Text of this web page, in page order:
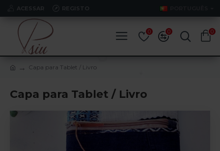
ACESSAR REGISTO
0 0 0
Capa para Tablet / Livro
Capa para Tablet / Livro